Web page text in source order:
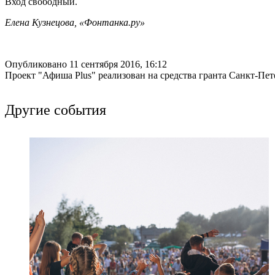
Елена Кузнецова, «Фонтанка.ру»
Опубликовано 11 сентября 2016, 16:12
Проект "Афиша Plus" реализован на средства гранта Санкт-
Другие события